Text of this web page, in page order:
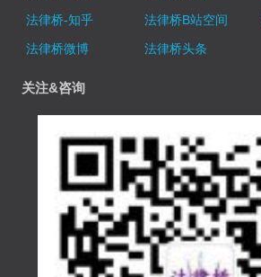
法律桥-知乎
法律桥B站空间
法律桥微博
法律桥头条
关注&咨询